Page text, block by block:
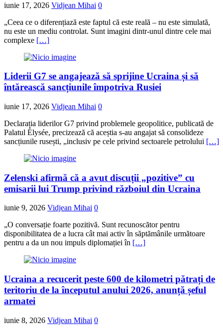
iunie 17, 2026 Vidjean Mihai 0
„Ceea ce o diferențiază este faptul că este reală – nu este simulată,
nu este un mediu controlat. Sunt imagini dintr-unul dintre cele mai
complexe […]
Liderii G7 se angajează să sprijine Ucraina și să
întărească sancțiunile împotriva Rusiei
iunie 17, 2026 Vidjean Mihai 0
Declarația liderilor G7 privind problemele geopolitice, publicată de
Palatul Élysée, precizează că aceștia s-au angajat să consolideze
sancțiunile rusești, „inclusiv pe cele privind sectoarele petrolului […]
Zelenski afirmă că a avut discuții „pozitive” cu
emisarii lui Trump privind războiul din Ucraina
iunie 9, 2026 Vidjean Mihai 0
„O conversație foarte pozitivă. Sunt recunoscător pentru
disponibilitatea de a lucra cât mai activ în săptămânile următoare
pentru a da un nou impuls diplomației în […]
Ucraina a recucerit peste 600 de kilometri pătrați de
teritoriu de la începutul anului 2026, anunță șeful
armatei
iunie 8, 2026 Vidjean Mihai 0